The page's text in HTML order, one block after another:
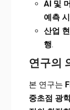
AI 및
예측
산업
행.
연구의
본 연구는
중초점 광